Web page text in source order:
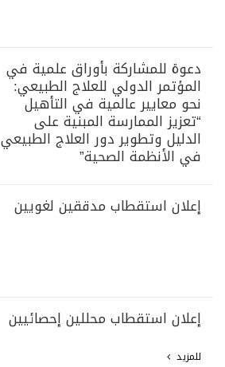
دعوة للمشاركة بأوراق علمية في
المؤتمر الدولي للعلاج الطبيعي:
نحو معايير عالمية في التأهيل
“تعزيز الممارسة المبنية على
الدليل وتطوير دور العلاج الطبيعي
في الأنظمة الصحية”
إعلان استقطاب مدققين لغويين
إعلان استقطاب محللين إحصائيين
للمزيد